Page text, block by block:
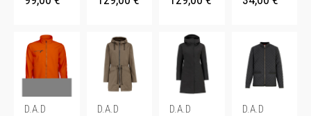
Kiiltävä
Vedenkest
sku.
Irrotettava
huppu.
Vedenpitäv
huppu.
Kännykkäta
sku.
värivalikoi
ma.
D.A.D D.A.D D.A.D D.A.D